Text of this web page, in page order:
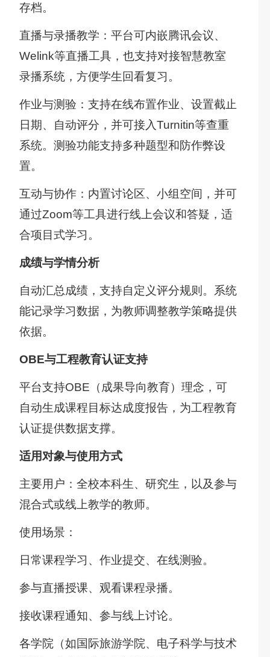
存档。
直播与录播教学：平台可内嵌腾讯会议、
Welink等直播工具，也支持对接智慧教室
录播系统，方便学生回看复习。
作业与测验：支持在线布置作业、设置截止
日期、自动评分，并可接入Turnitin等查重
系统。测验功能支持多种题型和防作弊设
置。
互动与协作：内置讨论区、小组空间，并可
通过Zoom等工具进行线上会议和答疑，适
合项目式学习。
成绩与学情分析
自动汇总成绩，支持自定义评分规则。系统
能记录学习数据，为教师调整教学策略提供
依据。
OBE与工程教育认证支持
平台支持OBE（成果导向教育）理念，可
自动生成课程目标达成度报告，为工程教育
认证提供数据支撑。
适用对象与使用方式
主要用户：全校本科生、研究生，以及参与
混合式或线上教学的教师。
使用场景：
日常课程学习、作业提交、在线测验。
参与直播授课、观看课程录播。
接收课程通知、参与线上讨论。
各学院（如国际旅游学院、电子科学与技术